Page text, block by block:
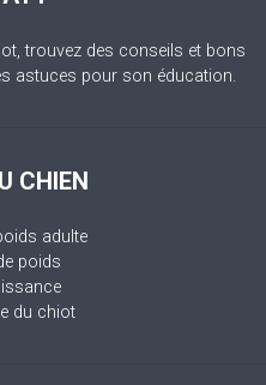
trouvez des conseils et bons
astuces pour son éducation.
CHIEN
adulte
poids
du chiot